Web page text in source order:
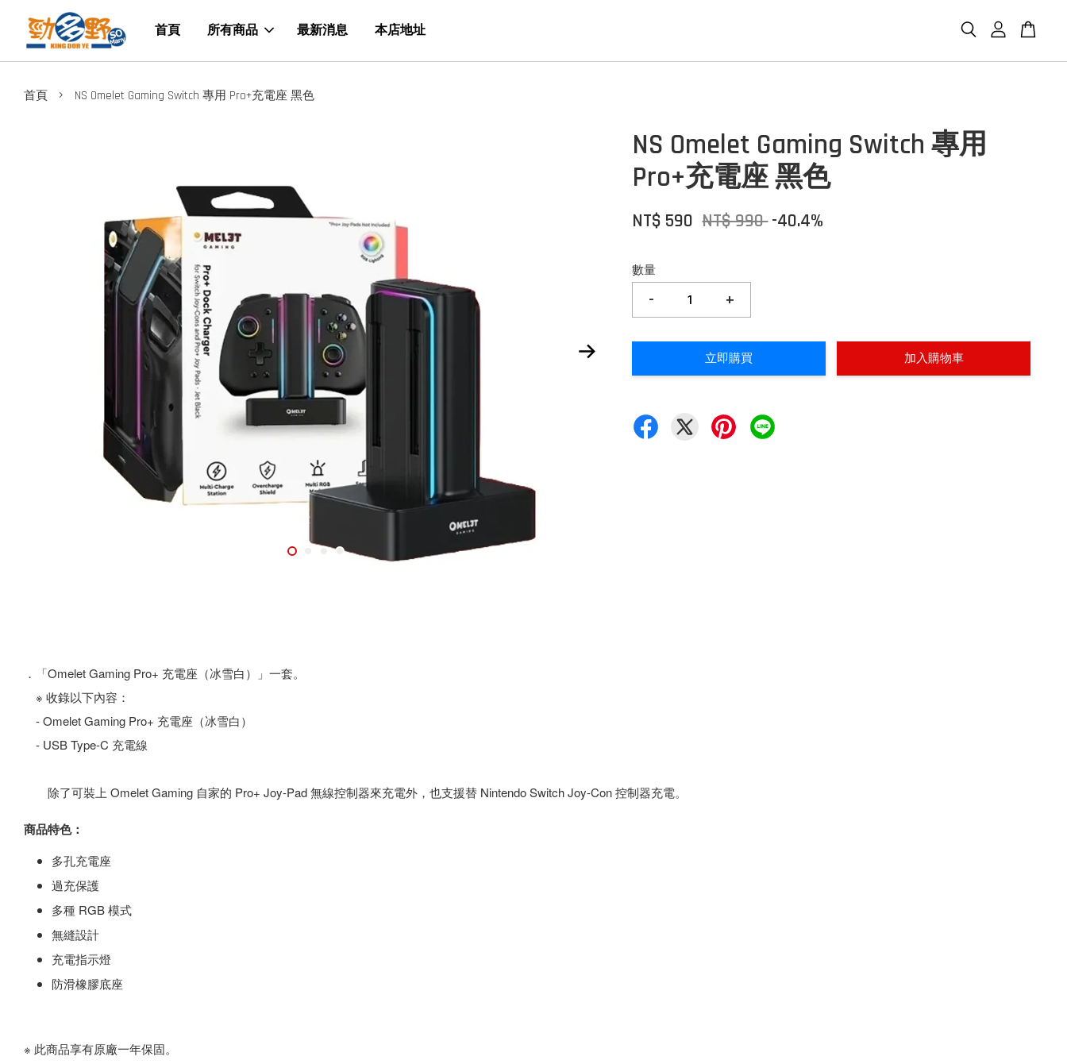
首頁 所有商品 最新消息 本店地址
首頁 › NS Omelet Gaming Switch 專用 Pro+充電座 黑色
NS Omelet Gaming Switch 專用
Pro+充電座 黑色
NT$ 590 NT$ 990-40.4%
數量
- +
立即購買 加入購物車
．「Omelet Gaming Pro+ 充電座（冰雪白）」一套。
※ 收錄以下內容：
- Omelet Gaming Pro+ 充電座（冰雪白）
- USB Type-C 充電線
除了可裝上 Omelet Gaming 自家的 Pro+ Joy-Pad 無線控制器來充電外，也支援替 Nintendo Switch Joy-Con 控制器充電。
商品特色：
多孔充電座
過充保護
多種 RGB 模式
無縫設計
充電指示燈
防滑橡膠底座
※ 此商品享有原廠一年保固。